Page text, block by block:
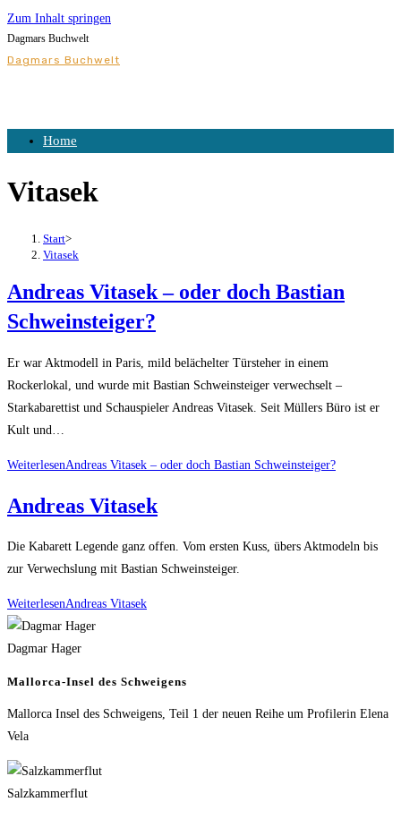
Zum Inhalt springen
Dagmars Buchwelt
Dagmars Buchwelt
Home
Vitasek
Start>
Vitasek
Andreas Vitasek – oder doch Bastian
Schweinsteiger?
Er war Aktmodell in Paris, mild belächelter Türsteher in einem
Rockerlokal, und wurde mit Bastian Schweinsteiger verwechselt –
Starkabarettist und Schauspieler Andreas Vitasek. Seit Müllers Büro ist er
Kult und…
WeiterlesenAndreas Vitasek – oder doch Bastian Schweinsteiger?
Andreas Vitasek
Die Kabarett Legende ganz offen. Vom ersten Kuss, übers Aktmodeln bis
zur Verwechslung mit Bastian Schweinsteiger.
WeiterlesenAndreas Vitasek
Dagmar Hager
Mallorca-Insel des Schweigens
Mallorca Insel des Schweigens, Teil 1 der neuen Reihe um Profilerin Elena
Vela
Salzkammerflut